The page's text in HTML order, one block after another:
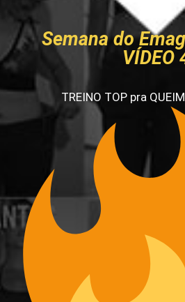
Semana do
VÍDEO
TREINO TOP pra